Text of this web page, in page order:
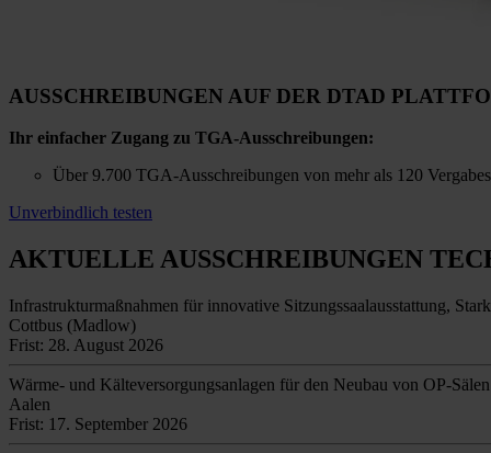
AUSSCHREIBUNGEN AUF DER DTAD
Ihr einfacher Zugang zu TGA-Ausschreibungen:
Über 9.700 TGA-Ausschreibungen von mehr als 120
Unverbindlich testen
AKTUELLE AUSSCHREIBUNGEN
Infrastrukturmaßnahmen für innovative Sitzungssaalausstattung,
Cottbus (Madlow)
Frist: 28. August 2026
Wärme- und Kälteversorgungsanlagen für den Neubau von OP-
Aalen
Frist: 17. September 2026